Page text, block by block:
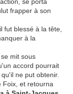
frapper à son
fut blessé à la tête,
à la
mit sous
accord pourrait
ne put obtenir.
Foix, et retourna